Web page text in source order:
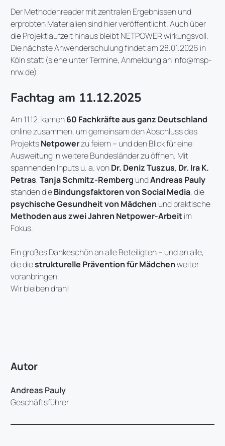
Autor
Andreas Pauly
Geschäftsführer
Der Methodenreader mit zentralen Ergebnissen und
erprobten Materialien sind hier veröffentlicht. Auch über
die Projektlaufzeit hinaus bleibt NETPOWER wirkungsvoll.
Die nächste Anwenderschulung findet am 28.01.2026 in
Köln statt (siehe unter Termine, Anmeldung an Info@msp-
nrw.de)
Fachtag am 11.12.2025
Am 11.12. kamen60 Fachkräfte aus ganz Deutschland
online zusammen, um gemeinsam den Abschluss des
ProjektsNetpowerzu feiern – und den Blick für eine
Ausweitung in weitere Bundesländer zu öffnen. Mit
spannenden Inputs u. a. vonDr. Deniz Tuszus, Dr. Ira K.
Petras, Tanja Schmitz-Remberg undAndreas Pauly
standen dieBindungsfaktoren von Social Media, die
psychische Gesundheit von Mädchen und praktische
Methoden aus zwei Jahren Netpower-Arbeitim
Fokus.
Ein großes Dankeschön an alle Beteiligten – und an alle,
die diestrukturelle Prävention für Mädchenweiter
voranbringen.
Wir bleiben dran!